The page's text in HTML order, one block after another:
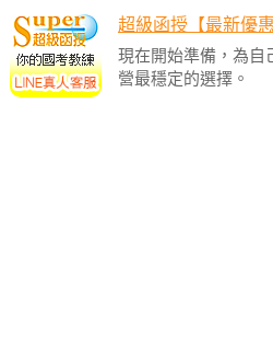
超級函授【最新優惠
現在開始準備，為自
營最穩定的選擇。